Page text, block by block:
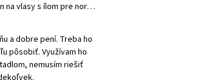
Vis Olivae Tuhý šampón na vlasy s ílom pre normálne a suché vlasy
5 z 5 hviezdičiek.
a dobre pení. Treba ho
pôsobiť. Využívam ho
nemusím riešiť